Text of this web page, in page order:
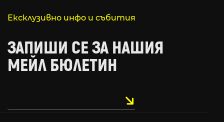
Ексклузивно инфо и събития
ЗАПИШИ СЕ ЗА НАШИЯ
МЕЙЛ БЮЛЕТИН